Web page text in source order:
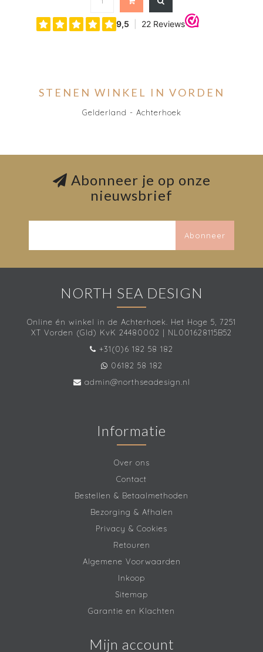
STENEN WINKEL IN VORDEN
Gelderland - Achterhoek
Abonneer je op onze
nieuwsbrief
Abonneer
NORTH SEA DESIGN
Online én winkel in de Achterhoek. Het Hoge 5, 7251
XT Vorden (Gld) KvK 24480002 | NL001628115B52
+31(0)6 182 58 182
06182 58 182
admin@northseadesign.nl
Informatie
Over ons
Contact
Bestellen & Betaalmethoden
Bezorging & Afhalen
Privacy & Cookies
Retouren
Algemene Voorwaarden
Inkoop
Sitemap
Garantie en Klachten
Mijn account